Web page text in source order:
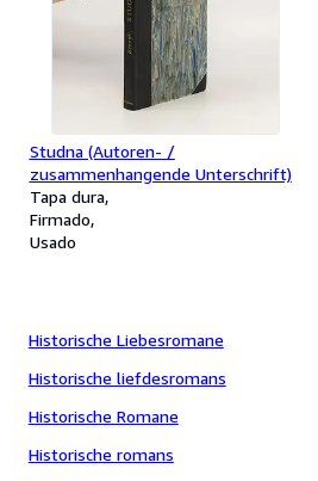
Studna (Autoren- /
zusammenhangende Unterschrift)
Tapa dura
Firmado
Usado
Historische Liebesromane
Historische liefdesromans
Historische Romane
Historische romans